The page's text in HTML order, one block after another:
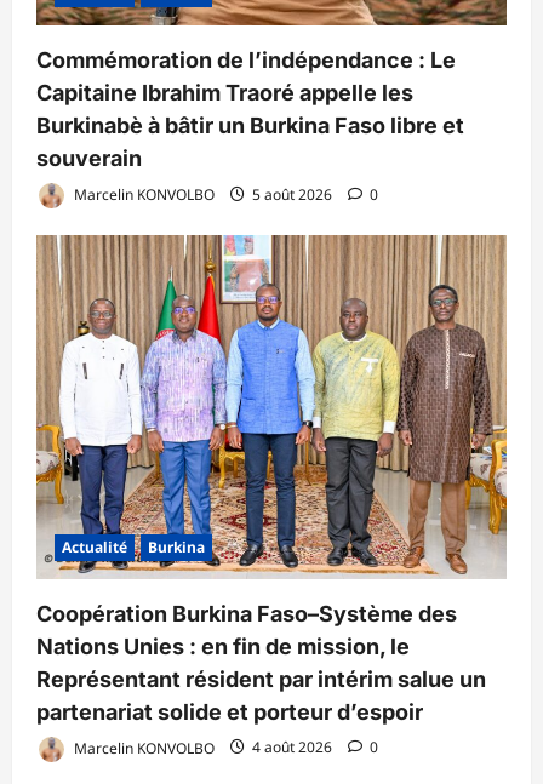
Commémoration de l’indépendance : Le
Capitaine Ibrahim Traoré appelle les
Burkinabè à bâtir un Burkina Faso libre et
souverain
Marcelin KONVOLBO 5 août 2026 0
Actualité Burkina
Coopération Burkina Faso–Système des
Nations Unies : en fin de mission, le
Représentant résident par intérim salue un
partenariat solide et porteur d’espoir
Marcelin KONVOLBO 4 août 2026 0